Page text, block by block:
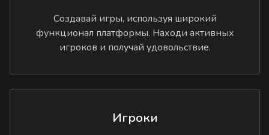
Создавай игры, используя широкий
функционал платформы. Находи активных
игроков и получай удовольствие.
Игроки